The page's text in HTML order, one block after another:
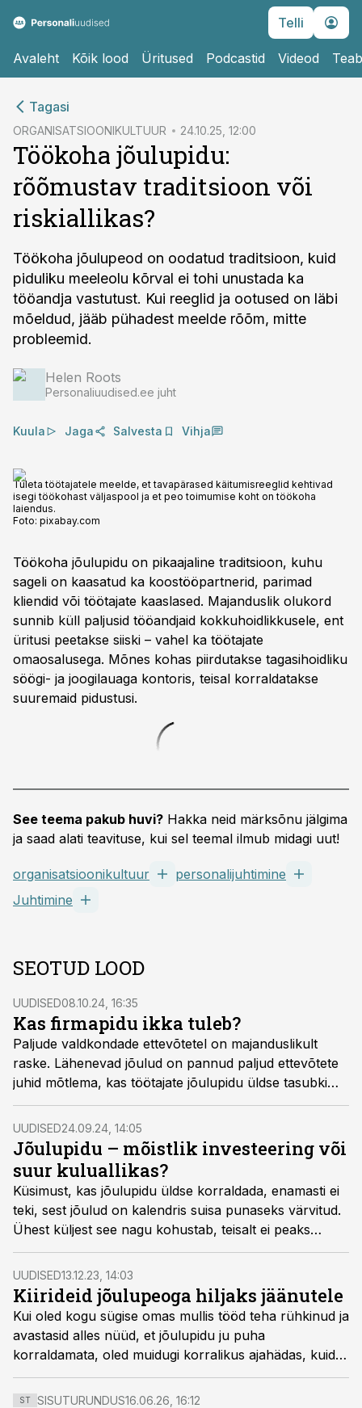
Telli
Avaleht Kõik lood Üritused Podcastid Videod
Tagasi
ORGANISATSIOONIKULTUUR 24.10.25, 12:00
Töökoha jõulupidu:
rõõmustav traditsioon või
riskiallikas?
Töökoha jõulupeod on oodatud traditsioon, kuid
piduliku meeleolu kõrval ei tohi unustada ka
tööandja vastutust. Kui reeglid ja ootused on läbi
mõeldud, jääb pühadest meelde rõõm, mitte
probleemid.
Helen Roots
Personaliuudised.ee juht
Kuula Jaga Salvesta Vihja
Tuleta töötajatele meelde, et tavapärased käitumisreeglid kehtivad
isegi töökohast väljaspool ja et peo toimumise koht on töökoha
laiendus.
Foto: pixabay.com
Töökoha jõulupidu on pikaajaline traditsioon, kuhu
sageli on kaasatud ka koostööpartnerid, parimad
kliendid või töötajate kaaslased. Majanduslik olukord
sunnib küll paljusid tööandjaid kokkuhoidlikkusele, ent
üritusi peetakse siiski – vahel ka töötajate
omaosalusega. Mõnes kohas piirdutakse tagasihoidliku
söögi- ja joogilauaga kontoris, teisal korraldatakse
suuremaid pidustusi.
See teema pakub huvi? Hakka neid märksõnu jälgima
ja saad alati teavituse, kui sel teemal ilmub midagi uut!
organisatsioonikultuur
personalijuhtimine
Juhtimine
SEOTUD LOOD
UUDISED08.10.24, 16:35
Kas firmapidu ikka tuleb?
Paljude valdkondade ettevõtetel on majanduslikult
raske. Lähenevad jõulud on pannud paljud ettevõtete
juhid mõtlema, kas töötajate jõulupidu üldse tasubki
korraldada.
UUDISED24.09.24, 14:05
Jõulupidu – mõistlik investeering või
suur kuluallikas?
Küsimust, kas jõulupidu üldse korraldada, enamasti ei
teki, sest jõulud on kalendris suisa punaseks värvitud.
Ühest küljest see nagu kohustab, teisalt ei peaks
midagi tegema lihtsalt tegemise pärast. Parem makske
jõulupeoks planeeritud eelarve inimestele preemiateks.
UUDISED13.12.23, 14:03
Kiirideid jõulupeoga hiljaks jäänutele
Kui oled kogu sügise omas mullis tööd teha rühkinud ja
avastasid alles nüüd, et jõulupidu ju puha
korraldamata, oled muidugi korralikus ajahädas, kuid
siit leiad ehk siiski mõne päästva idee, millega kastanid
tulest välja tuua.
ST SISUTURUNDUS16.06.26, 16:12